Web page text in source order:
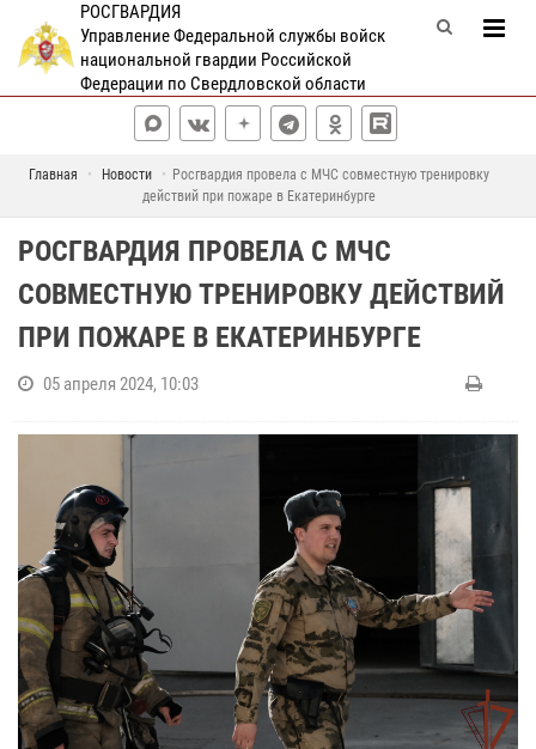
РОСГВАРДИЯ
Управление Федеральной службы войск
национальной гвардии Российской
Федерации по Свердловской области
Главная Новости
Росгвардия провела с МЧС совместную тренировку
действий при пожаре в Екатеринбурге
РОСГВАРДИЯ ПРОВЕЛА С МЧС
СОВМЕСТНУЮ ТРЕНИРОВКУ ДЕЙСТВИЙ
ПРИ ПОЖАРЕ В ЕКАТЕРИНБУРГЕ
05 апреля 2024, 10:03